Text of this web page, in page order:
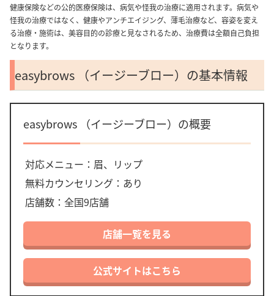
健康保険などの公的医療保険は、病気や怪我の治療に適用されます。病気や
怪我の治療ではなく、健康やアンチエイジング、薄毛治療など、容姿を変え
る治療・施術は、美容目的の診療と見なされるため、治療費は全額自己負担
となります。
easybrows （イージーブロー）の基本情報
easybrows （イージーブロー）の概要
対応メニュー：眉、リップ
無料カウンセリング：あり
店舗数：全国9店舗
店舗一覧を見る
公式サイトはこちら